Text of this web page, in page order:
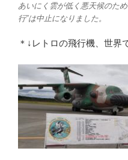
あいにく雲が低く悪天候のた
行”は中止になりました。
＊↓レトロの飛行機、世界